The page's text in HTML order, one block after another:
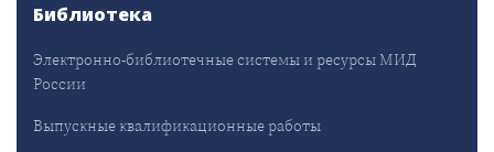
Библиотека
Электронно-библиотечные системы и ресурсы МИД
России
Выпускные квалификационные работы